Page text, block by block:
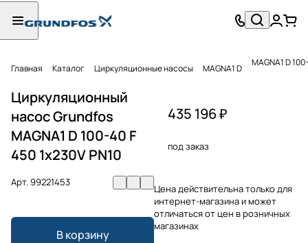
Главная Каталог Циркуляционные насосы MAGNA1 D MAGNA1 D
Циркуляционный
насос Grundfos
MAGNA1 D 100-40 F
450 1x230V PN10
Арт.99221453
В корзину
435 196 ₽
под заказ
Цена действительна только для
интернет-магазина и может
отличаться от цен в розничных
магазинах